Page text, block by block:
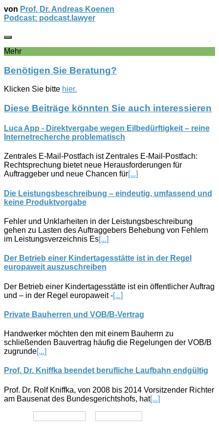
von Prof. Dr. Andreas Koenen
Podcast: podcast.lawyer
Mehr
Benötigen Sie Beratung?
Klicken Sie bitte hier.
Diese Beiträge könnten Sie auch interessieren
Luca App - Direktvergabe wegen Eilbedürftigkeit – reine
Internetrecherche problematisch
Zentrales E-Mail-Postfach ist Zentrales E-Mail-Postfach:
Rechtsprechung bietet neue Herausforderungen für
Auftraggeber und neue Chancen für [...]
Die Leistungsbeschreibung – eindeutig, umfassend und
keine Produktvorgabe
Fehler und Unklarheiten in der Leistungsbeschreibung
gehen zu Lasten des Auftraggebers Behebung von Fehlern
im Leistungsverzeichnis Es[...]
Der Betrieb einer Kindertagesstätte ist in der Regel
europaweit auszuschreiben
Der Betrieb einer Kindertagesstätte ist ein öffentlicher Auftrag
und – in der Regel europaweit -[...]
Private Bauherren und VOB/B-Vertrag
Handwerker möchten den mit einem Bauherrn zu
schließenden Bauvertrag häufig die Regelungen der VOB/B
zugrunde[...]
Prof. Dr. Kniffka beendet berufliche Laufbahn endgültig
Prof. Dr. Rolf Kniffka, von 2008 bis 2014 Vorsitzender Richter
am Bausenat des Bundesgerichtshofs, hat[...]